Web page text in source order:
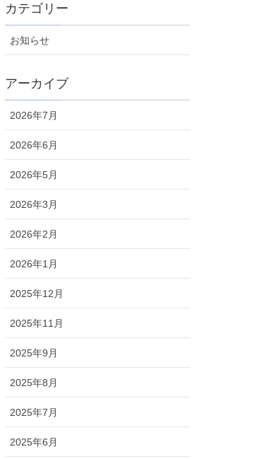
カテゴリー
お知らせ
アーカイブ
2026年7月
2026年6月
2026年5月
2026年3月
2026年2月
2026年1月
2025年12月
2025年11月
2025年9月
2025年8月
2025年7月
2025年6月